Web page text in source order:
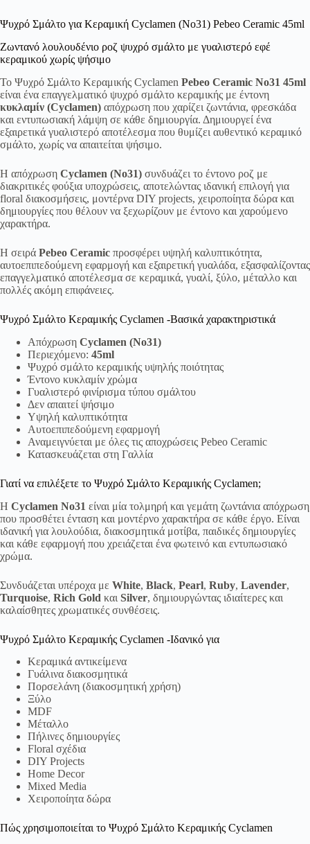
Ψυχρό Σμάλτο για Κεραμική Cyclamen (No31) Pebeo Ceramic 45ml
Ζωντανό λουλουδένιο ροζ ψυχρό σμάλτο με γυαλιστερό εφέ
κεραμικού χωρίς ψήσιμο
Το Ψυχρό Σμάλτο Κεραμικής Cyclamen Pebeo Ceramic No31 45ml
είναι ένα επαγγελματικό ψυχρό σμάλτο κεραμικής με έντονη
κυκλαμίν (Cyclamen) απόχρωση που χαρίζει ζωντάνια, φρεσκάδα
και εντυπωσιακή λάμψη σε κάθε δημιουργία. Δημιουργεί ένα
εξαιρετικά γυαλιστερό αποτέλεσμα που θυμίζει αυθεντικό κεραμικό
σμάλτο, χωρίς να απαιτείται ψήσιμο.
Η απόχρωση Cyclamen (No31) συνδυάζει το έντονο ροζ με
διακριτικές φούξια υποχρώσεις, αποτελώντας ιδανική επιλογή για
floral διακοσμήσεις, μοντέρνα DIY projects, χειροποίητα δώρα και
δημιουργίες που θέλουν να ξεχωρίζουν με έντονο και χαρούμενο
χαρακτήρα.
Η σειρά Pebeo Ceramic προσφέρει υψηλή καλυπτικότητα,
αυτοεπιπεδούμενη εφαρμογή και εξαιρετική γυαλάδα, εξασφαλίζοντας
επαγγελματικό αποτέλεσμα σε κεραμικά, γυαλί, ξύλο, μέταλλο και
πολλές ακόμη επιφάνειες.
Ψυχρό Σμάλτο Κεραμικής Cyclamen -Βασικά χαρακτηριστικά
Απόχρωση Cyclamen (No31)
Περιεχόμενο: 45ml
Ψυχρό σμάλτο κεραμικής υψηλής ποιότητας
Έντονο κυκλαμίν χρώμα
Γυαλιστερό φινίρισμα τύπου σμάλτου
Δεν απαιτεί ψήσιμο
Υψηλή καλυπτικότητα
Αυτοεπιπεδούμενη εφαρμογή
Αναμειγνύεται με όλες τις αποχρώσεις Pebeo Ceramic
Κατασκευάζεται στη Γαλλία
Γιατί να επιλέξετε το Ψυχρό Σμάλτο Κεραμικής Cyclamen;
Η Cyclamen No31 είναι μία τολμηρή και γεμάτη ζωντάνια απόχρωση
που προσθέτει ένταση και μοντέρνο χαρακτήρα σε κάθε έργο. Είναι
ιδανική για λουλούδια, διακοσμητικά μοτίβα, παιδικές δημιουργίες
και κάθε εφαρμογή που χρειάζεται ένα φωτεινό και εντυπωσιακό
χρώμα.
Συνδυάζεται υπέροχα με White, Black, Pearl, Ruby, Lavender,
Turquoise, Rich Gold και Silver, δημιουργώντας ιδιαίτερες και
καλαίσθητες χρωματικές συνθέσεις.
Ψυχρό Σμάλτο Κεραμικής Cyclamen -Ιδανικό για
Κεραμικά αντικείμενα
Γυάλινα διακοσμητικά
Πορσελάνη (διακοσμητική χρήση)
Ξύλο
MDF
Μέταλλο
Πήλινες δημιουργίες
Floral σχέδια
DIY Projects
Home Decor
Mixed Media
Χειροποίητα δώρα
Πώς χρησιμοποιείται το Ψυχρό Σμάλτο Κεραμικής Cyclamen